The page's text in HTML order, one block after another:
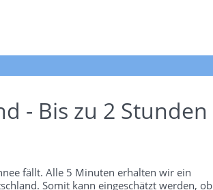
- Bis zu 2 Stunden
fällt. Alle 5 Minuten erhalten wir ein
Somit kann eingeschätzt werden, ob